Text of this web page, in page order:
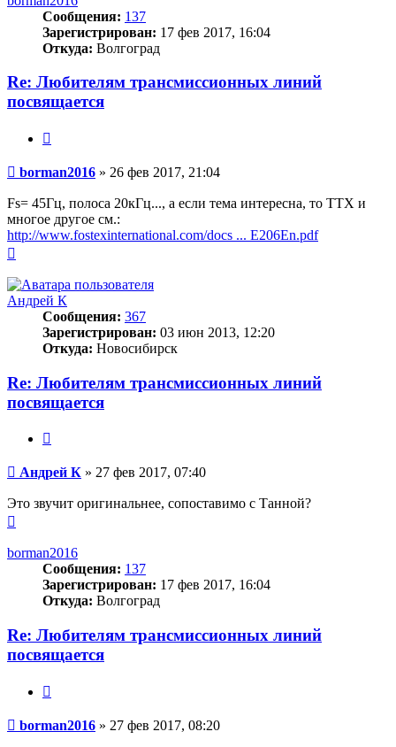
Сообщения: 137
Зарегистрирован: 17 фев 2017, 16:04
Откуда: Волгоград
Re: Любителям трансмиссионных линий
посвящается
Сообщение
borman2016 » 26 фев 2017, 21:04
Fs= 45Гц, полоса 20кГц..., а если тема интересна, то ТТХ и
многое другое см.:
http://www.fostexinternational.com/docs ... E206En.pdf
началу
Андрей К
Сообщения: 367
Зарегистрирован: 03 июн 2013, 12:20
Откуда: Новосибирск
Re: Любителям трансмиссионных линий
посвящается
Сообщение
Андрей К » 27 фев 2017, 07:40
Это звучит оригинальнее, сопоставимо с Танной?
началу
borman2016
Сообщения: 137
Зарегистрирован: 17 фев 2017, 16:04
Откуда: Волгоград
Re: Любителям трансмиссионных линий
посвящается
Сообщение
borman2016 » 27 фев 2017, 08:20